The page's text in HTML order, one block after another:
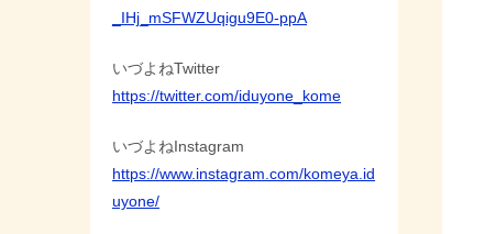
_IHj_mSFWZUqigu9E0-ppA
いづよねTwitter
https://twitter.com/iduyone_kome
いづよねInstagram
https://www.instagram.com/komeya.id
uyone/